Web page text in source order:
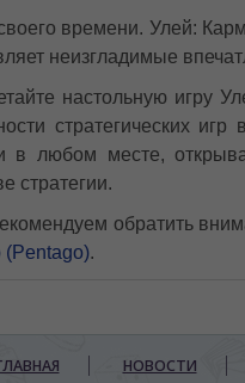
времени. Улей:
неизгладимые
настольную игру
стратегических
в любом месте,
стратегии.
обратить
(Pentago).
НОВОСТИ